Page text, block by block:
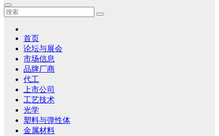
首页
论坛与展会
市场信息
品牌厂商
代工
上市公司
工艺技术
光学
塑料与弹性体
金属材料